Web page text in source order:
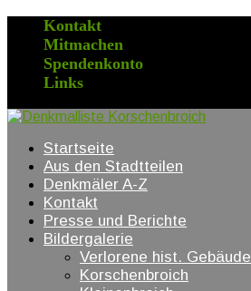
Kontakt
Mitmachen
Spendenkonto
Links
Startseite
Aus den Stadtteilen
Denkmäler A-Z
Kontakt
Presse und Berichte
Bildergalerie
Verlorene hist. Gebäude
Korschenbroich